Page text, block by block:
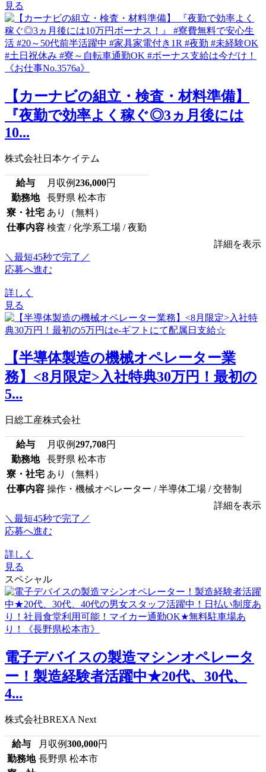
見る
【カーナビの組立・検査・材料準備】
『夜勤で効率よく稼ぐ◎3ヵ月後には
10...
株式会社日本ケイテム
給与 月収例236,000円
勤務地
長野県 松本市
寮・社宅 あり（無料）
仕事内容 検査 / 化学系工場 / 夜勤
詳細を表示
＼最短45秒で完了／
応募へ進む
詳しく
見る
【半導体製造の機械オペレーター業
務】<8月限定>入社特典30万円！最初の
5...
日総工産株式会社
給与 月収例297,708円
勤務地
長野県 松本市
寮・社宅 あり（無料）
仕事内容 操作・機械オペレーター / 半導体工場 / 交替制
詳細を表示
＼最短45秒で完了／
応募へ進む
詳しく
見る
スペシャル
電子デバイスの製造マシンオペレータ
ー！製造経験者活躍中★20代、30代、
4...
株式会社BREXA Next
給与 月収例300,000円
勤務地 長野県 松本市